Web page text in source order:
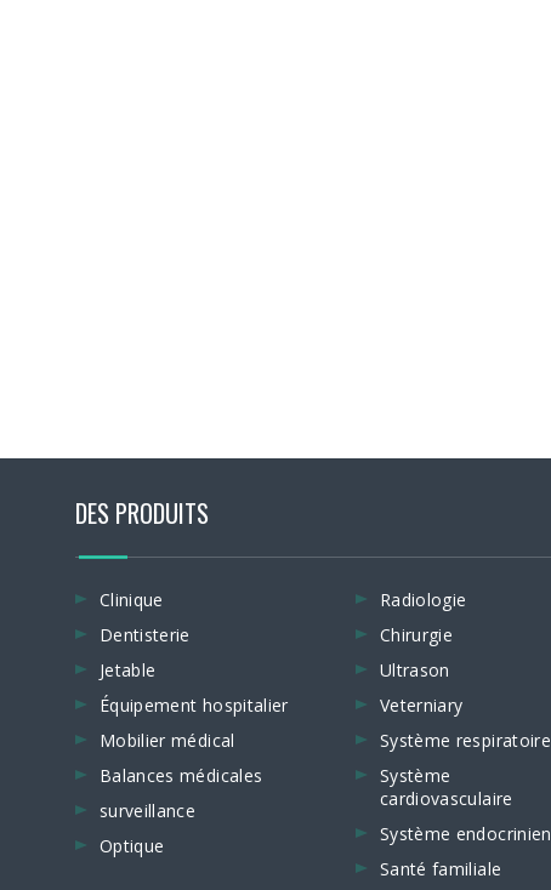
DES PRODUITS
Clinique
Dentisterie
Jetable
Équipement hospitalier
Mobilier médical
Balances médicales
surveillance
Optique
Radiologie
Chirurgie
Ultrason
Veterniary
Système respiratoire
Système
cardiovasculaire
Système endocrinien
Santé familiale